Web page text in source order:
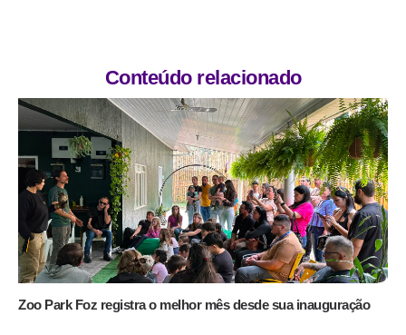
Conteúdo relacionado
Zoo Park Foz registra o melhor mês desde sua inauguração